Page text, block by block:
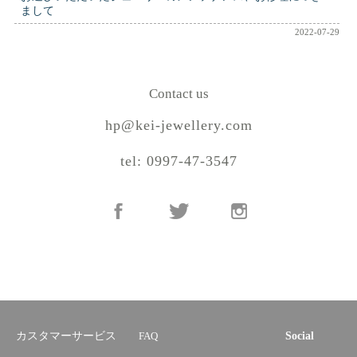
まして
2022-07-29
Contact us
hp@kei-jewellery.com
tel: 0997-47-3547
カスタマーサービス FAQ Social